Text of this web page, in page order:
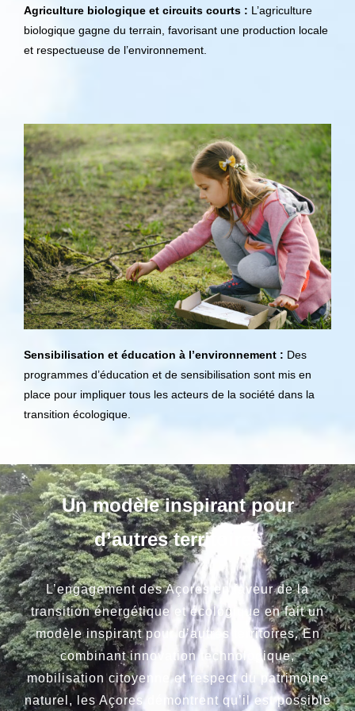
Agriculture biologique et circuits courts : L’agriculture
biologique gagne du terrain, favorisant une production locale
et respectueuse de l’environnement.
Sensibilisation et éducation à l’environnement : Des
programmes d’éducation et de sensibilisation sont mis en
place pour impliquer tous les acteurs de la société dans la
transition écologique.
Un modèle inspirant pour
d’autres territoires
L’engagement des Açores en faveur de la
transition énergétique et écologique en fait un
modèle inspirant pour d’autres territoires. En
combinant innovation technologique,
mobilisation citoyenne et respect du patrimoine
naturel, les Açores démontrent qu’il est possible